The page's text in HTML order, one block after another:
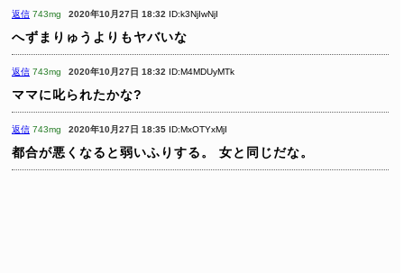
返信 743mg 2020年10月27日 18:32 ID:k3NjIwNjI
へずまりゅうよりもヤバいな
返信 743mg 2020年10月27日 18:32 ID:M4MDUyMTk
ママに叱られたかな?
返信 743mg 2020年10月27日 18:35 ID:MxOTYxMjI
都合が悪くなると弱いふりする。 女と同じだな。